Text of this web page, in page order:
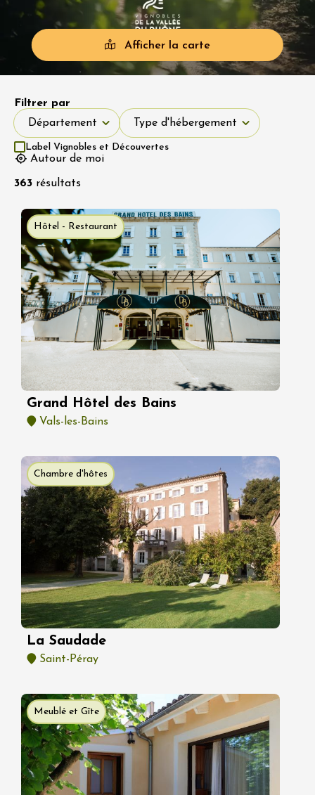
Afficher la carte
Autour de moi
Filtrer par
Département
Département
Type d'hébergement
Type d'hébergement
Label Vignobles et Découvertes
363 résultats
Hôtel - Restaurant
Grand Hôtel des Bains
Vals-les-Bains
Chambre d'hôtes
La Saudade
Saint-Péray
Meublé et Gîte